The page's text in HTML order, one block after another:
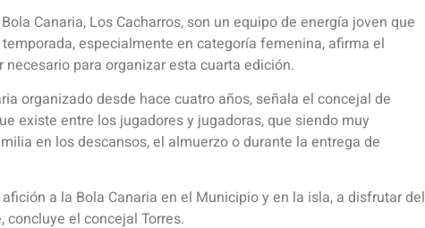
Canaria, Los Cacharros, son un equipo de energía joven que
especialmente en categoría femenina, afirma el
para organizar esta cuarta edición.
organizado desde hace cuatro años, señala el concejal de
existe entre los jugadores y jugadoras, que siendo muy
en los descansos, el almuerzo o durante la entrega de
a la Bola Canaria en el Municipio y en la isla, a disfrutar del
el concejal Torres.